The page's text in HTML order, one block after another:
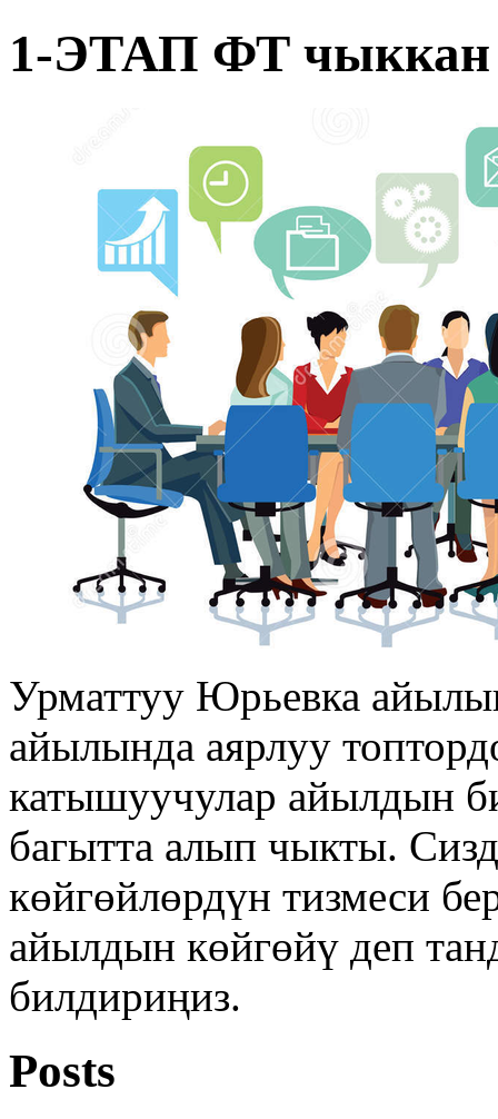
1-ЭТАП ФТ чыккан
Урматтуу Юрьевка
айылында аярлуу
катышуучулар айылдын
багытта алып чыкты.
көйгөйлөрдүн тизмеси
айылдын көйгөйү деп
билдириңиз.
Posts